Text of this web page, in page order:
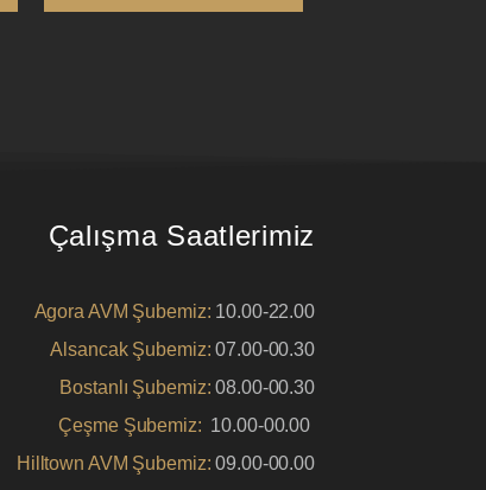
Çalışma Saatlerimiz
Agora AVM Şubemiz: 10.00-22.00
Alsancak Şubemiz: 07.00-00.30
Bostanlı Şubemiz: 08.00-00.30
Çeşme Şubemiz: 10.00-00.00
Hilltown AVM Şubemiz: 09.00-00.00